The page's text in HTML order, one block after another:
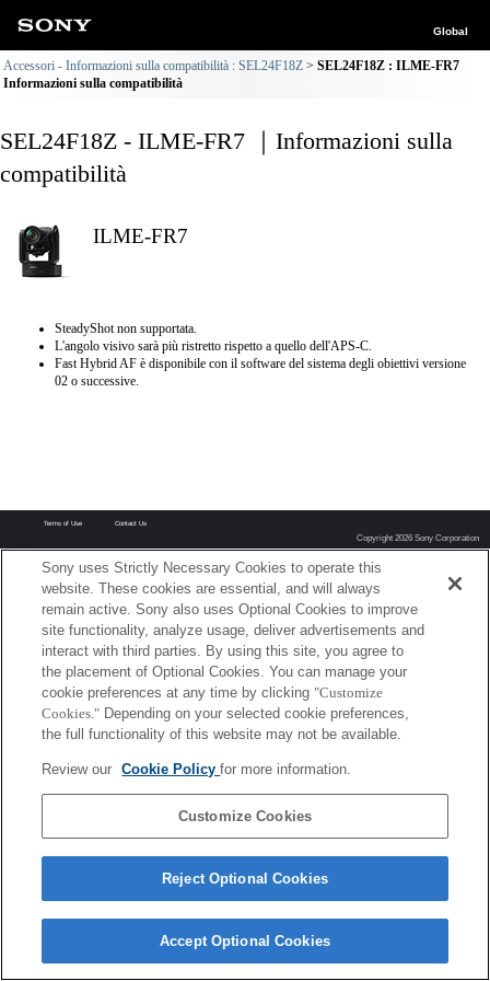
Global
Accessori - Informazioni sulla compatibilità : SEL24F18Z
SEL24F18Z : ILME-FR7
Informazioni sulla compatibilità
SEL24F18Z - ILME-FR7 ｜Informazioni sulla
compatibilità
ILME-FR7
SteadyShot non supportata.
L'angolo visivo sarà più ristretto rispetto a quello dell'APS-C.
Fast Hybrid AF è disponibile con il software del sistema degli obiettivi versione
02 o successive.
Terms of Use Contact Us
Copyright 2026 Sony Corporation
Sony uses Strictly Necessary Cookies to operate this
website. These cookies are essential, and will always
remain active. Sony also uses Optional Cookies to improve
site functionality, analyze usage, deliver advertisements and
interact with third parties. By using this site, you agree to
the placement of Optional Cookies. You can manage your
cookie preferences at any time by clicking "Customize
Cookies." Depending on your selected cookie preferences,
the full functionality of this website may not be available.
Review our Cookie Policyfor more information.
Customize Cookies
Reject Optional Cookies
Accept Optional Cookies